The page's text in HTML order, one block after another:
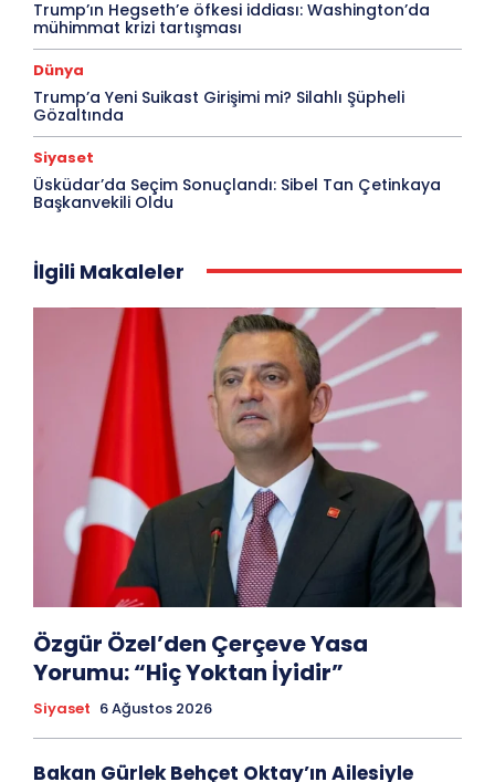
Trump’ın Hegseth’e öfkesi iddiası: Washington’da
mühimmat krizi tartışması
Dünya
Trump’a Yeni Suikast Girişimi mi? Silahlı Şüpheli
Gözaltında
Siyaset
Üsküdar’da Seçim Sonuçlandı: Sibel Tan Çetinkaya
Başkanvekili Oldu
İlgili Makaleler
Özgür Özel’den Çerçeve Yasa
Yorumu: “Hiç Yoktan İyidir”
Siyaset 6 Ağustos 2026
Bakan Gürlek Behçet Oktay’ın Ailesiyle